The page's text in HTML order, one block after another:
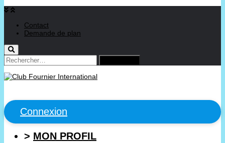
Contact
Demande de plan
Rechercher :
Connexion
> MON PROFIL